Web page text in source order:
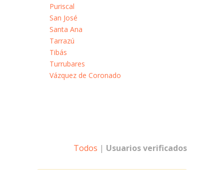
Puriscal
San José
Santa Ana
Tarrazú
Tibás
Turrubares
Vázquez de Coronado
Todos | Usuarios verificados